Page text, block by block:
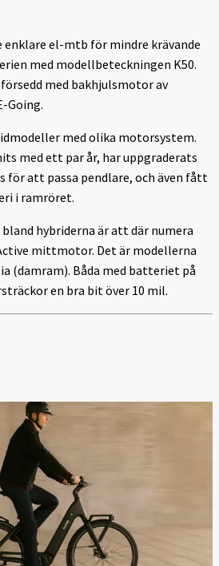
enklare el-mtb för mindre krävande
med modellbeteckningen K50.
med bakhjulsmotor av
Going.
med olika motorsystem.
med ett par år, har uppgraderats
för att passa pendlare, och även fått
i ramröret.
hybriderna är att där numera
mittmotor. Det är modellerna
(damram). Båda med batteriet på
en bra bit över 10 mil.